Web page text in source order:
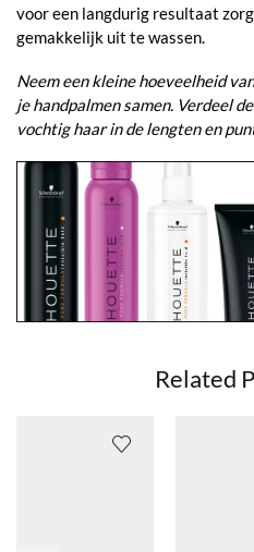
voor een langdurig resultaat
gemakkelijk uit te wassen.
Neem een kleine hoeveelheid
je handpalmen samen. Verdeel
vochtig haar in de lengten en
Related